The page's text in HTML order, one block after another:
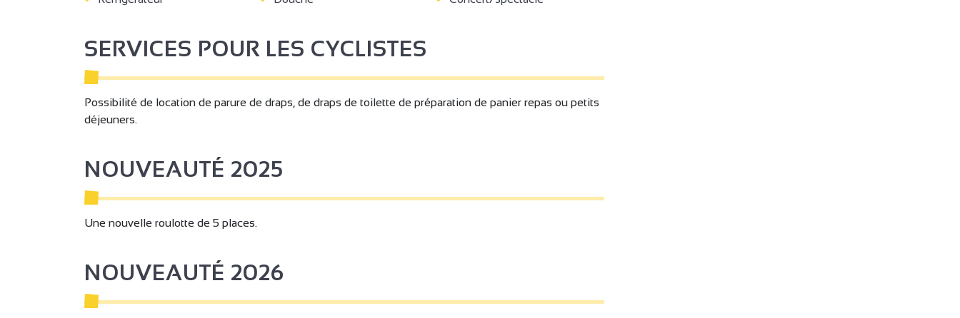
SERVICES POUR LES CYCLISTES
Possibilité de location de parure de draps, de draps de toilette de préparation de panier repas ou petits
déjeuners.
NOUVEAUTÉ 2025
Une nouvelle roulotte de 5 places.
NOUVEAUTÉ 2026